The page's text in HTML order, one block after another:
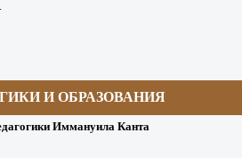
И ОБРАЗОВАНИЯ
Иммануила Канта